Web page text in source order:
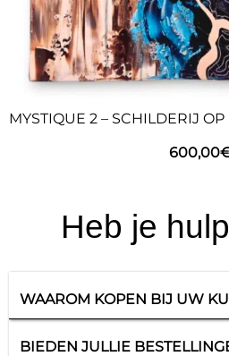
600,00
Heb je
WAAROM KOPEN BIJ UW
BIEDEN JULLIE